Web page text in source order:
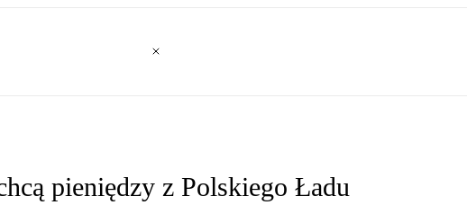
pieniędzy z Polskiego Ładu